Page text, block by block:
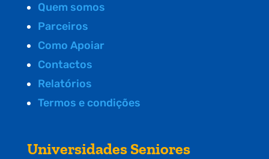
Quem somos
Parceiros
Como Apoiar
Contactos
Relatórios
Termos e condições
Universidades Seniores